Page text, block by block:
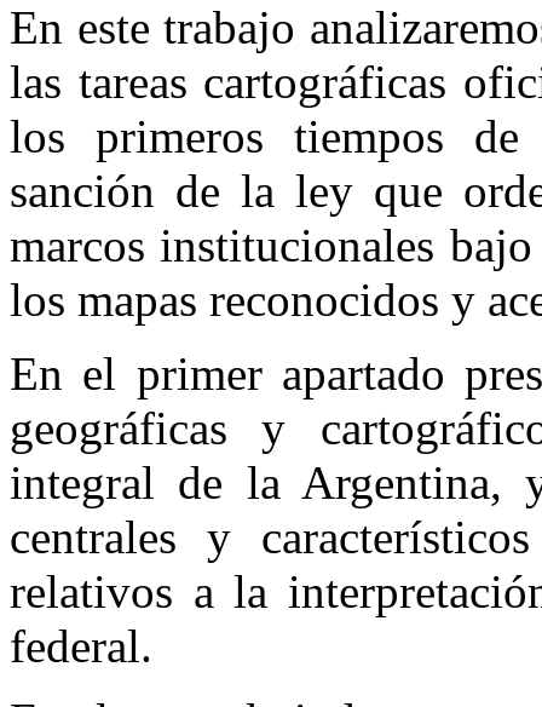
En este trabajo
las tareas cartográficas
los primeros tiempos de
sanción de la ley que
marcos institucionales
los mapas reconocidos y
En el primer apartado
geográficas y
integral de la Argentina,
centrales y
relativos a la
federal.